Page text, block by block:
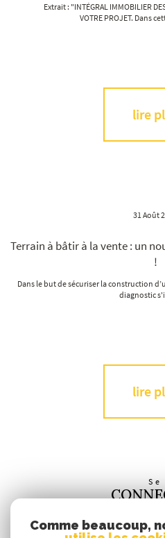
Extrait : "INTÉGRAL IMMOBILIER
VOTRE PROJET. Dans
lire
31 Août
Terrain à bâtir à la vente : un
!
Dans le but de sécuriser la construction
diagnostic
lire
Se
espace
Comme beaucoup,